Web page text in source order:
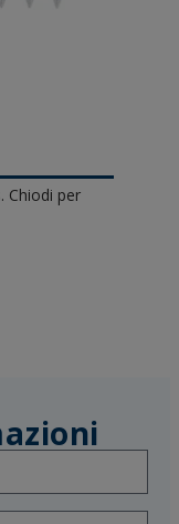
Chiodi per